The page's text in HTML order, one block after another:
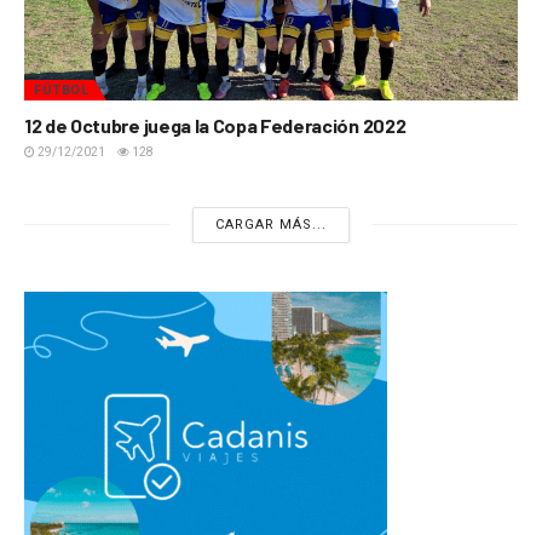
FÚTBOL
12 de Octubre juega la Copa Federación 2022
29/12/2021 128
CARGAR MÁS...